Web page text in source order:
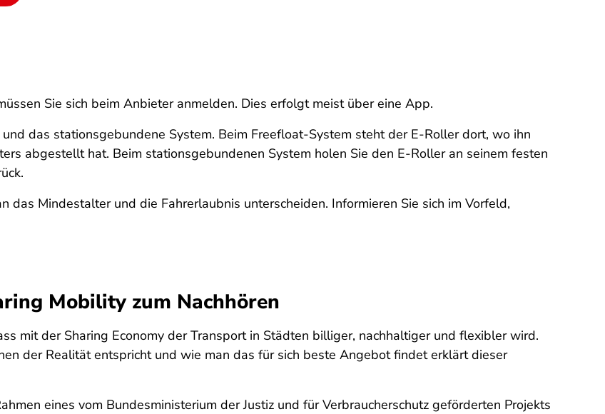
Sie sich beim Anbieter anmelden. Dies erfolgt meist über eine App.
das stationsgebundene System. Beim Freefloat-System steht der E-Roller dort, wo ihn
abgestellt hat. Beim stationsgebundenen System holen Sie den E-Roller an seinem festen
das Mindestalter und die Fahrerlaubnis unterscheiden. Informieren Sie sich im Vorfeld,
Mobility zum Nachhören
mit der Sharing Economy der Transport in Städten billiger, nachhaltiger und flexibler wird.
der Realität entspricht und wie man das für sich beste Angebot findet erklärt dieser
eines vom Bundesministerium der Justiz und für Verbraucherschutz geförderten Projekts